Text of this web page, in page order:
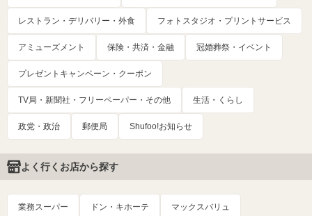
レストラン・デリバリー・外食 フォトスタジオ・プリントサービス
アミューズメント 保険・共済・金融 冠婚葬祭・イベント
プレゼントキャンペーン・クーポン
TV局・新聞社・フリーペーパー・その他 生活・くらし
政党・政治 郵便局 Shufoo!お知らせ
よく行くお店から探す
業務スーパー ドン・キホーテ マックスバリュ